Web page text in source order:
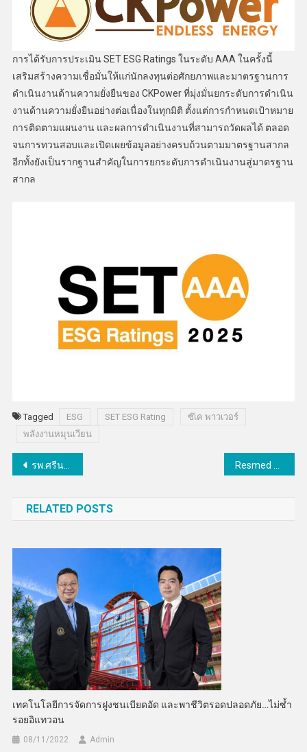
การได้รับการประเมิน SET ESG Ratings ในระดับ AAA ในครั้งนี้
เสริมสร้างความเชื่อมั่นให้แก่นักลงทุนต่อศักยภาพและมาตรฐานการ
ดำเนินงานด้านความยั่งยืนของ CKPower ที่มุ่งมั่นยกระดับการดำเนิน
งานด้านความยั่งยืนอย่างต่อเนื่องในทุกมิติ ตั้งแต่การกำหนดเป้าหมาย
การติดตามแผนงาน และผลการดำเนินงานที่สามารถวัดผลได้ ตลอด
จนการทวนสอบและเปิดเผยข้อมูลอย่างครบถ้วนตามมาตรฐานสากล
อีกทั้งยังเป็นรากฐานสำคัญในการยกระดับการดำเนินงานสู่มาตรฐาน
สากล
Tagged ESG SET ESG Rating
ซ๊เค พาวเวอร์
พลังงานหมุนเวียน
แนะแนว
รพ.ศรีนครินทร์ ม.ขอนแก่นยกระดับการรักษาโรคอ้วนรุนแรงด้วยทีมแพทย์สหสาขาสู่ความเป็นเลิศด้านการผ่าตัดแบบครบวงจร Resmed x EO LIFEMED ห่วงภาวะคนไทยเสี่ยงหยุดหายใจขณะหลับ ผนึกพันธมิตรจัดงาน “UNLOCK THE LONGEVITY with Dr.Tany”
RELATED POSTS
เทคโนโลยีการจัดการฝูงชนเบียดอัด และพาชีวิตรอดปลอดภัย…ไม่ซ้ำ
รอยอิแทวอน
08/11/2022 Admin